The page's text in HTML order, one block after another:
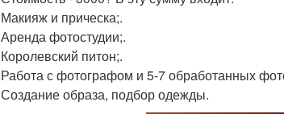
Макияж и прическа;.
Аренда фотостудии;.
Королевский питон;.
Работа с фотографом и 5-7 обработанных
Создание образа, подбор одежды.